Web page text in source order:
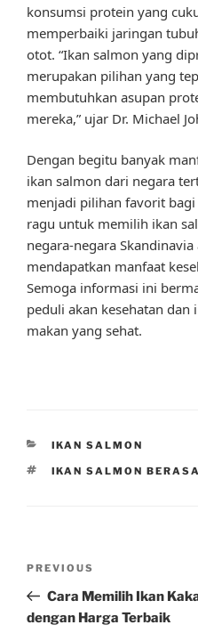
konsumsi protein yang
memperbaiki jaringan
otot. “Ikan salmon yang
merupakan pilihan yang
membutuhkan asupan
mereka,” ujar Dr. Michael
Dengan begitu banyak
ikan salmon dari negara
menjadi pilihan favorit bagi
ragu untuk memilih ikan
negara-negara
mendapatkan manfaat
Semoga informasi ini
peduli akan kesehatan
makan yang sehat.
CATEGORIES
IKAN SALMON
TAGS
IKAN SALMON
Previous
Post
PREVIOUS
Cara Memilih Ikan
dengan Harga Terbaik